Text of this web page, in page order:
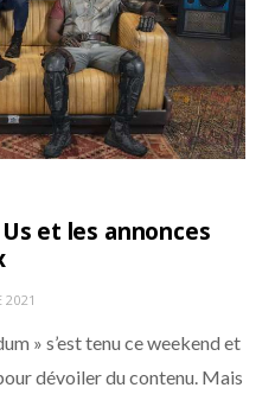
t
e
r
r
a
m
e d l
o
u
et les annonces
2021
» s’est tenu ce weekend et
dévoiler du contenu. Mais